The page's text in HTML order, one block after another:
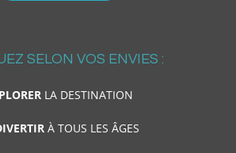
SELON VOS ENVIES :
LA DESTINATION
À TOUS LES ÂGES